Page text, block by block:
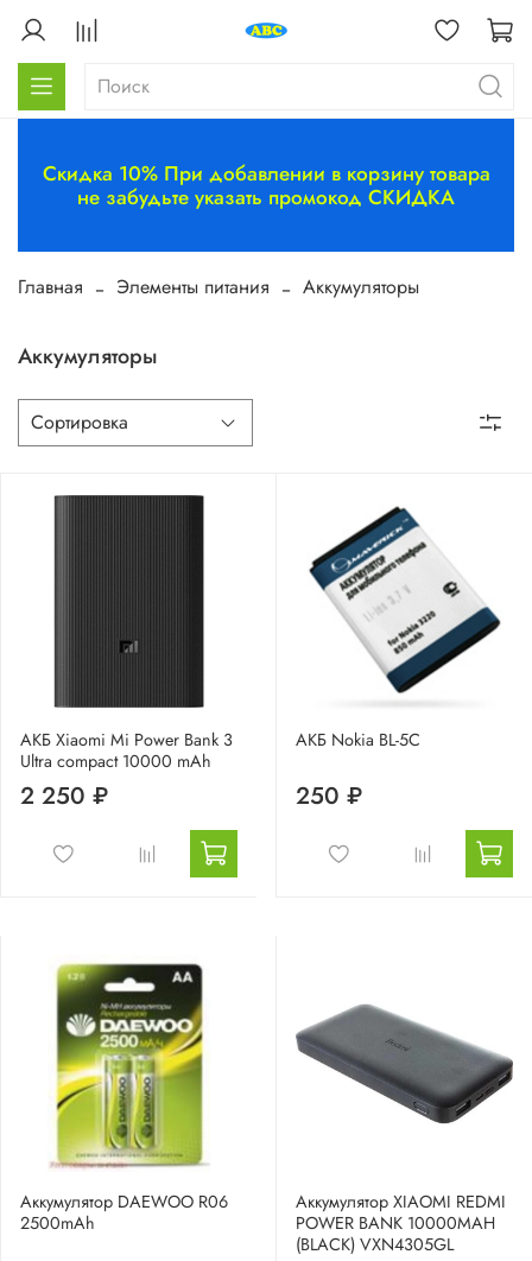
Скидка 10% При добавлении в корзину товара
не забудьте указать промокод СКИДКА
Главная Элементы питания Аккумуляторы
Аккумуляторы
АКБ Xiaomi Mi Power Bank 3
Ultra compact 10000 mAh
2 250 ₽
АКБ Nokia BL-5С
250 ₽
Аккумулятор DAEWOO R06
2500mAh
Аккумулятор XIAOMI REDMI
POWER BANK 10000MAH
(BLACK) VXN4305GL